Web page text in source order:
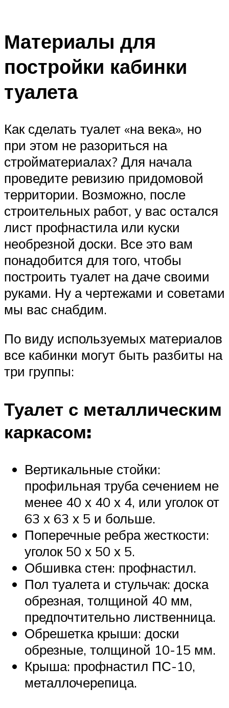
Материалы для
постройки кабинки
туалета
Как сделать туалет «на века», но
при этом не разориться на
стройматериалах? Для начала
проведите ревизию придомовой
территории. Возможно, после
строительных работ, у вас остался
лист профнастила или куски
необрезной доски. Все это вам
понадобится для того, чтобы
построить туалет на даче своими
руками. Ну а чертежами и советами
мы вас снабдим.
По виду используемых материалов
все кабинки могут быть разбиты на
три группы:
Туалет с металлическим
каркасом:
Вертикальные стойки:
профильная труба сечением не
менее 40 х 40 х 4, или уголок от
63 х 63 х 5 и больше.
Поперечные ребра жесткости:
уголок 50 х 50 х 5.
Обшивка стен: профнастил.
Пол туалета и стульчак: доска
обрезная, толщиной 40 мм,
предпочтительно лиственница.
Обрешетка крыши: доски
обрезные, толщиной 10-15 мм.
Крыша: профнастил ПС-10,
металлочерепица.